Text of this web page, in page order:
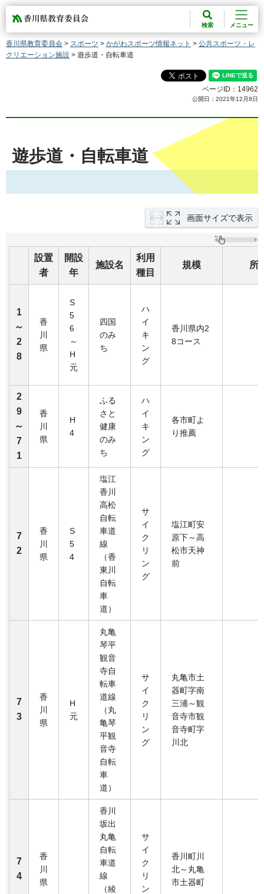
香川県教育委員会
検索 メニュー
香川県教育委員会 > スポーツ > かがわスポーツ情報ネット > 公共スポーツ・レ
クリエーション施設 > 遊歩道・自転車道
ページID：14962
公開日：2021年12月8日
遊歩道・自転車道
画面サイズで表示
設置
者
開設
年
施設名
利用
種目
規模 所
1
～
2
8
香
川
県
S
5
6
～
H
元
四国
のみ
ち
ハ
イ
キ
ン
グ
香川県内2
8コース
2
9
～
7
1
香
川
県
H
4
ふる
さと
健康
のみ
ち
ハ
イ
キ
ン
グ
各市町よ
り推薦
7
2
香
川
県
S
5
4
塩江
香川
高松
自転
車道
線
（香
東川
自転
車
道）
サ
イ
ク
リ
ン
グ
塩江町安
原下～高
松市天神
前
7
3
香
川
県
H
元
丸亀
琴平
観音
寺自
転車
道線
（丸
亀琴
平観
音寺
自転
車
道）
サ
イ
ク
リ
ン
グ
丸亀市土
器町字南
三浦～観
音寺市観
音寺町字
川北
7
4
香
川
県
香川
坂出
丸亀
自転
車道
線
（綾
サ
イ
ク
リ
ン
香川町川
北～丸亀
市土器町